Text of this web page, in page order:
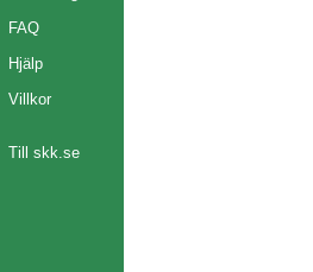
FAQ
Hjälp
Villkor
Till skk.se